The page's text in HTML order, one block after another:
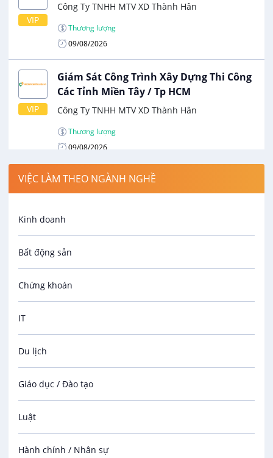
VIP
Công Ty TNHH MTV XD Thành Hân
Thương lượng
09/08/2026
VIP
Giám Sát Công Trình Xây Dựng Thi Công
Các Tỉnh Miền Tây / Tp HCM
Công Ty TNHH MTV XD Thành Hân
Thương lượng
09/08/2026
Kỹ Thuật Hiện Trường Thi Công Cầu/
Cống/ Đường
Công Ty TNHH MTV XD Thành Hân
Thương lượng
08/09/2026
Kỹ Thuật Viên (Điện – Điện lạnh)
Công Ty CP TM & DV Mekong Auto
Công Ty CP TM & DV Mekong Auto
VIỆC LÀM THEO NGÀNH NGHỀ
Kinh doanh
Bất động sản
Chứng khoán
IT
Du lịch
Giáo dục / Đào tạo
Luật
Hành chính / Nhân sự